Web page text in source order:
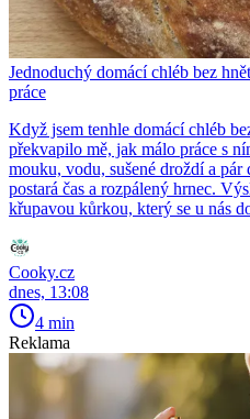
Jednoduchý domácí chléb bez
práce
Když jsem tenhle domácí chléb
překvapilo mě, jak málo práce s
mouku, vodu, sušené droždí a
postará čas a rozpálený hrnec.
křupavou kůrkou, který se u nás
Cooky.cz
dnes, 13:08
4 min
Reklama